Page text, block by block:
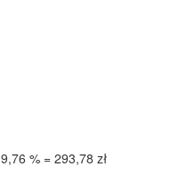
% = 293,78 zł